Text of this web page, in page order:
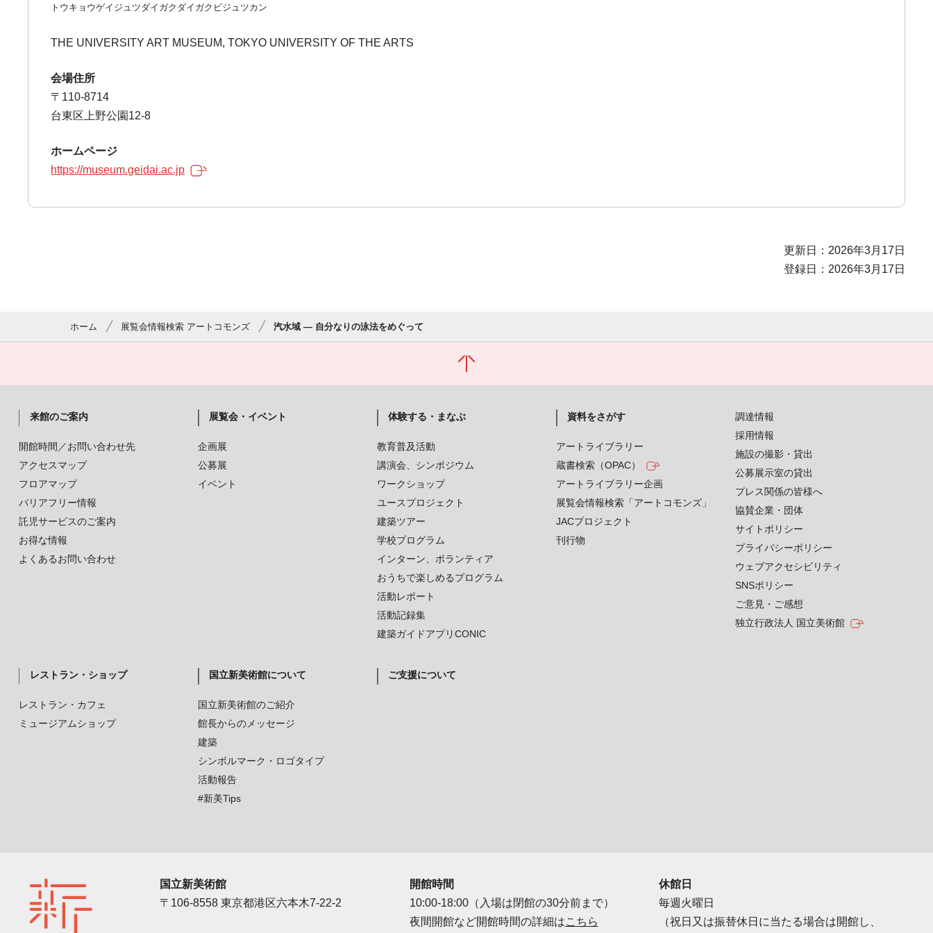
トウキョウゲイジュツダイガクダイガクビジュツカン
THE UNIVERSITY ART MUSEUM, TOKYO UNIVERSITY OF THE ARTS
会場住所
〒110-8714
台東区上野公園12-8
ホームページ
https://museum.geidai.ac.jp
更新日：2026年3月17日
登録日：2026年3月17日
ホーム 展覧会情報検索 アートコモンズ 汽水域 ― 自分なりの泳法をめぐって
来館のご案内
開館時間／お問い合わせ先
アクセスマップ
フロアマップ
バリアフリー情報
託児サービスのご案内
お得な情報
よくあるお問い合わせ
展覧会・イベント
企画展
公募展
イベント
体験する・まなぶ
教育普及活動
講演会、シンポジウム
ワークショップ
ユースプロジェクト
建築ツアー
学校プログラム
インターン、ボランティア
おうちで楽しめるプログラム
活動レポート
活動記録集
建築ガイドアプリCONIC
資料をさがす
アートライブラリー
蔵書検索（OPAC）
アートライブラリー企画
展覧会情報検索「アートコモンズ」
JACプロジェクト
刊行物
レストラン・ショップ
レストラン・カフェ
ミュージアムショップ
国立新美術館について
国立新美術館のご紹介
館長からのメッセージ
建築
シンボルマーク・ロゴタイプ
活動報告
#新美Tips
ご支援について
調達情報
採用情報
施設の撮影・貸出
公募展示室の貸出
プレス関係の皆様へ
協賛企業・団体
サイトポリシー
プライバシーポリシー
ウェブアクセシビリティ
SNSポリシー
ご意見・ご感想
独立行政法人 国立美術館
国立新美術館
〒106-8558 東京都港区六本木7-22-2
開館時間
10:00-18:00（入場は閉館の30分前まで）
夜間開館など開館時間の詳細はこちら
休館日
毎週火曜日
（祝日又は振替休日に当たる場合は開館し、